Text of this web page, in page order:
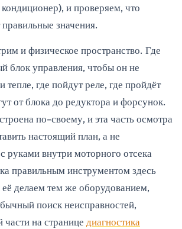
кондиционер), и проверяем, что
значения.
и физическое пространство. Где
блок управления, чтобы он не
тепле, где пойдут реле, где пройдёт
от блока до редуктора и форсунок.
по-своему, и эта часть осмотра
настоящий план, а не
руками внутри моторного отсека
правильным инструментом здесь
делаем тем же оборудованием,
поиск неисправностей,
части на странице диагностика